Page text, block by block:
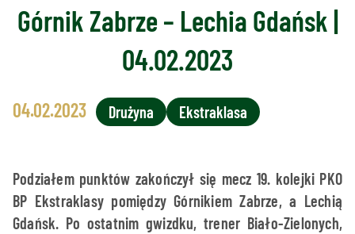
Górnik Zabrze – Lechia Gdańsk |
04.02.2023
04.02.2023 Drużyna Ekstraklasa
Podziałem punktów zakończył się mecz 19. kolejki PKO
BP Ekstraklasy pomiędzy Górnikiem Zabrze, a Lechią
Gdańsk. Po ostatnim gwizdku, trener Biało-Zielonych,